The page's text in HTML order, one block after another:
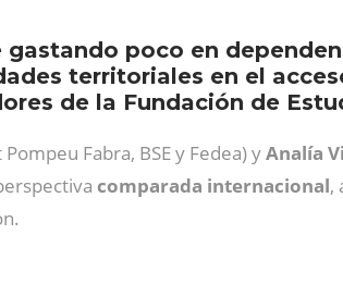
gastando poco en
territoriales en el
de la Fundación de
Fabra, BSE y Fedea) yAnalía
comparada internacional,